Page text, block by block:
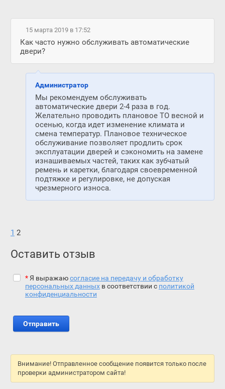
15 марта 2019 в 17:52
Как часто нужно обслуживать автоматические
двери?
Администратор
Мы рекомендуем обслуживать
автоматические двери 2-4 раза в год.
Желательно проводить плановое ТО весной и
осенью, когда идет изменение климата и
смена температур. Плановое техническое
обслуживание позволяет продлить срок
эксплуатации дверей и сэкономить на замене
изнашиваемых частей, таких как зубчатый
ремень и каретки, благодаря своевременной
подтяжке и регулировке, не допуская
чрезмерного износа.
1 2
Оставить отзыв
*Я выражаюсогласие на передачу и обработку
персональных данныхв соответствии с политикой
конфиденциальности
Внимание! Отправленное сообщение появится только после
проверки администратором сайта!